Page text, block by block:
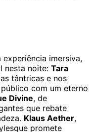
imersiva,
nesta noite: Tara
tântricas e nos
com um eterno
Divine, de
que rebate
Klaus Aether,
promete